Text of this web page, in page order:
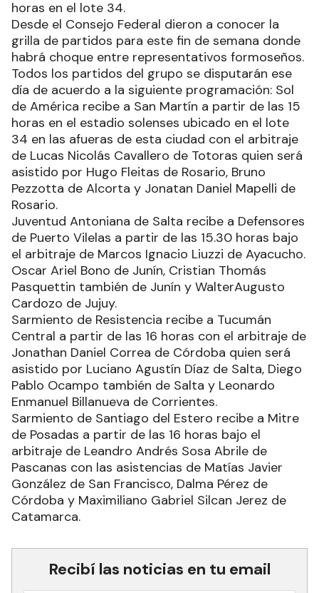
horas en el lote 34.
Desde el Consejo Federal dieron a conocer la
grilla de partidos para este fin de semana donde
habrá choque entre representativos formoseños.
Todos los partidos del grupo se disputarán ese
día de acuerdo a la siguiente programación: Sol
de América recibe a San Martín a partir de las 15
horas en el estadio solenses ubicado en el lote
34 en las afueras de esta ciudad con el arbitraje
de Lucas Nicolás Cavallero de Totoras quien será
asistido por Hugo Fleitas de Rosario, Bruno
Pezzotta de Alcorta y Jonatan Daniel Mapelli de
Rosario.
Juventud Antoniana de Salta recibe a Defensores
de Puerto Vilelas a partir de las 15.30 horas bajo
el arbitraje de Marcos Ignacio Liuzzi de Ayacucho.
Oscar Ariel Bono de Junín, Cristian Thomás
Pasquettin también de Junín y WalterAugusto
Cardozo de Jujuy.
Sarmiento de Resistencia recibe a Tucumán
Central a partir de las 16 horas con el arbitraje de
Jonathan Daniel Correa de Córdoba quien será
asistido por Luciano Agustín Díaz de Salta, Diego
Pablo Ocampo también de Salta y Leonardo
Enmanuel Billanueva de Corrientes.
Sarmiento de Santiago del Estero recibe a Mitre
de Posadas a partir de las 16 horas bajo el
arbitraje de Leandro Andrés Sosa Abrile de
Pascanas con las asistencias de Matías Javier
González de San Francisco, Dalma Pérez de
Córdoba y Maximiliano Gabriel Silcan Jerez de
Catamarca.
Recibí las noticias en tu email